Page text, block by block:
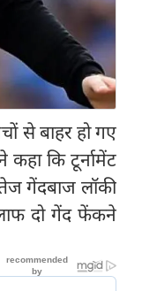
से बाहर हो गए
कि टूर्नामेंट
गेंदबाज लॉकी
दो गेंद फेंकने